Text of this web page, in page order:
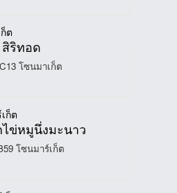
สิริทอด
โซนมาเก็ต
ข่หมูนึ่งมะนาว
โซนมาร์เก็ต